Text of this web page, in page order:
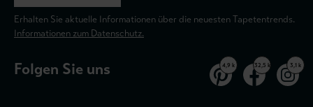
Erhalten Sie aktuelle Informationen über die neuesten Tapetentrends.
Informationen zum Datenschutz.
Folgen Sie uns 4,9 k 32,5 k 3,1 k